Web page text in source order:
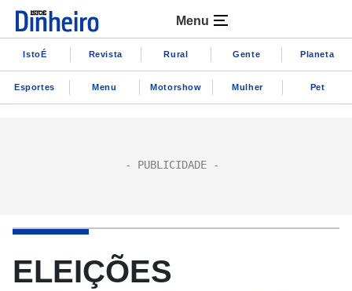
Menu
IstoÉ Revista Rural Gente Planeta
Esportes Menu Motorshow Mulher Pet
ELEIÇÕES